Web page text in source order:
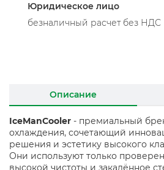
Юридическое лицо
безналичный расчет без НДС
Описание
IceManCooler - премиальный
охлаждения, сочетающий
решения и эстетику высокого
Они используют только
высокой чистоты и закалённое